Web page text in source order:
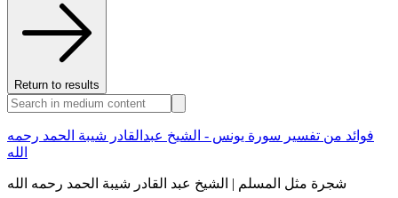
Return to results
فوائد من تفسير سورة يونس - الشيخ عبدالقادر شيبة الحمد رحمه
الله
شجرة مثل المسلم | الشيخ عبد القادر شيبة الحمد رحمه الله